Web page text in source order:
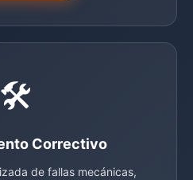
🛠️
Correctivo
de fallas mecánicas,